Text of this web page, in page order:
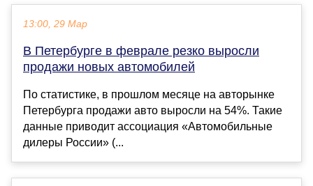
13:00, 29 Мар
В Петербурге в феврале резко выросли
продажи новых автомобилей
По статистике, в прошлом месяце на авторынке
Петербурга продажи авто выросли на 54%. Такие
данные приводит ассоциация «Автомобильные
дилеры России» (...